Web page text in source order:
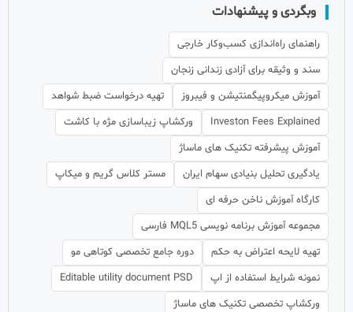
وبگردی و پیشنهادات
راهنمای راه‌اندازی کسب‌وکار خارجی
سند و وثیقه برای آزادی زندانی زنجان
آموزش میکروپیگمنتیشن و فیبروز
تهیه درخواست ضبط شواهد
Investon Fees Explained
ورکشاپ زیباسازی مژه با کاشت
آموزش پیشرفته تکنیک های ماساژ
یادگیری تحلیل بنیادی سهام ایران
مستر کلاس گریم و میکاپ
کارگاه آموزش ناخن حرفه ای
مجموعه آموزش برنامه نویسی MQL5 فارسی
تهیه لایحه اعتراض به حکم
دوره جامع تخصصی کوتاهی مو
نمونه شرایط استفاده از اپ
Editable utility document PSD
ورکشاپ تخصصی تکنیک های ماساژ